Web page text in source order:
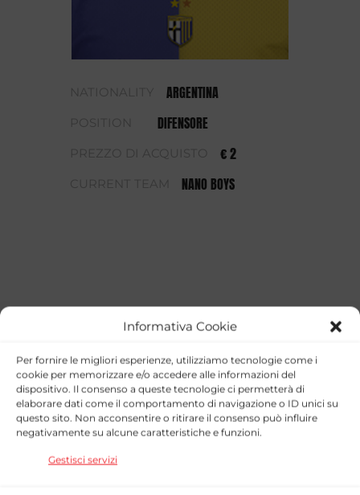
Informativa Cookie
Per fornire le migliori esperienze, utilizziamo tecnologie come i
cookie per memorizzare e/o accedere alle informazioni del
dispositivo. Il consenso a queste tecnologie ci permetterà di
elaborare dati come il comportamento di navigazione o ID unici su
questo sito. Non acconsentire o ritirare il consenso può influire
negativamente su alcune caratteristiche e funzioni.
Gestisci servizi
ARGENTINA
DIFENSORE
€ 2
NANO BOYS
FantaCampionato PEFL
STAGIONE TEAM GOALS ASSISTS YELLOW CARDS
2025/26
NANO